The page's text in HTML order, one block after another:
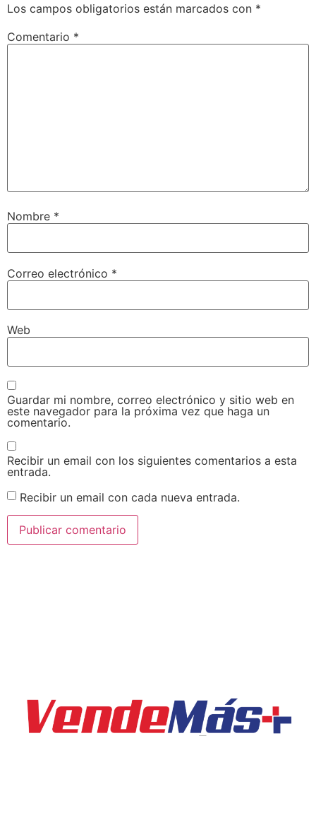
Los campos obligatorios están marcados con *
Comentario *
Nombre *
Correo electrónico *
Web
Guardar mi nombre, correo electrónico y sitio web en
este navegador para la próxima vez que haga un
comentario.
Recibir un email con los siguientes comentarios a esta
entrada.
Recibir un email con cada nueva entrada.